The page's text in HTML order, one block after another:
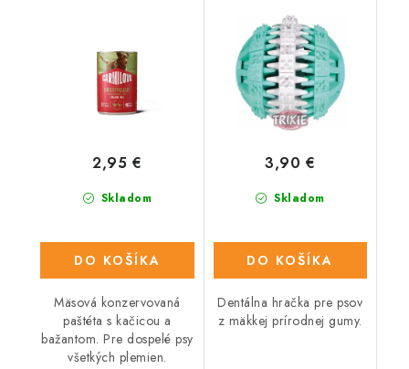
Skladom
2,95 €
DO KOŠÍKA
Mäsová konzervovaná
paštéta s kačicou a
bažantom. Pre dospelé psy
všetkých plemien.
Skladom
3,90 €
DO KOŠÍKA
Dentálna hračka pre psov
z mäkkej prírodnej gumy.